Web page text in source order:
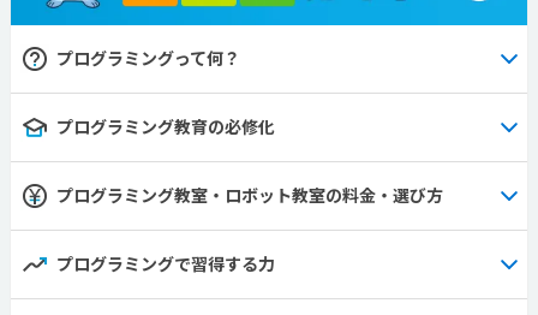
プログラミングって何？
プログラミング教育の必修化
プログラミング教室・ロボット教室の料金・選び方
プログラミングで習得する力